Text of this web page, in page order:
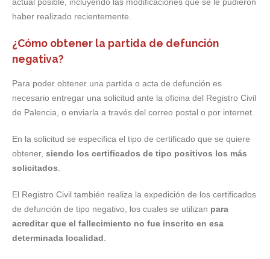
haber realizado recientemente.
¿Cómo obtener la partida de defunción
negativa?
Para poder obtener una partida o acta de defunción es
necesario entregar una solicitud ante la oficina del Registro Civil
de Palencia, o enviarla a través del correo postal o por internet.
En la solicitud se especifica el tipo de certificado que se quiere
obtener, siendo los certificados de tipo positivos los más
solicitados
El Registro Civil también realiza la expedición de los certificados
de defunción de tipo negativo, los cuales se utilizan para
acreditar que el fallecimiento no fue inscrito en esa
determinada localidad